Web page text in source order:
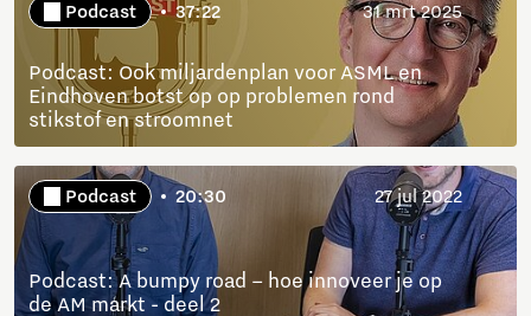
Podcast 37:22 31 mrt 2025
Podcast: Ook miljardenplan voor ASML en
Eindhoven botst op op problemen rond
stikstof en stroomnet
Podcast 20:30 27 jul 2022
Podcast: A bumpy road – hoe innoveer je op
de AM markt - deel 2